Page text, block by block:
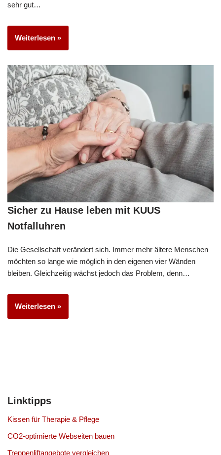
sehr gut…
Weiterlesen »
Sicher zu Hause leben mit KUUS
Notfalluhren
Die Gesellschaft verändert sich. Immer mehr ältere Menschen
möchten so lange wie möglich in den eigenen vier Wänden
bleiben. Gleichzeitig wächst jedoch das Problem, denn…
Weiterlesen »
Linktipps
Kissen für Therapie & Pflege
CO2-optimierte Webseiten bauen
Treppenliftangebote vergleichen